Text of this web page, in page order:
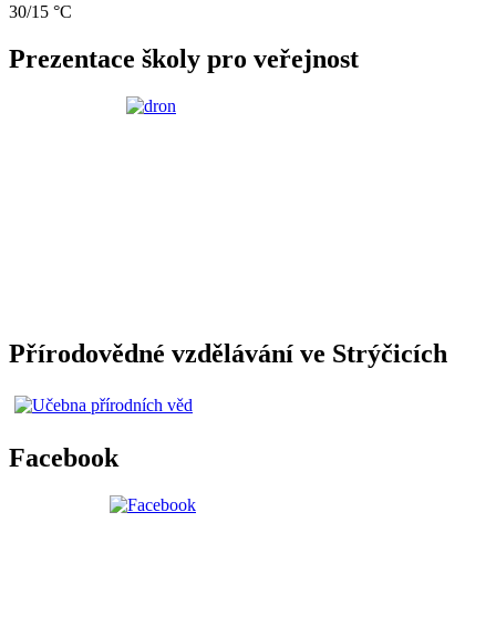
30/15 °C
Prezentace školy pro veřejnost
Přírodovědné vzdělávání ve Strýčicích
Facebook